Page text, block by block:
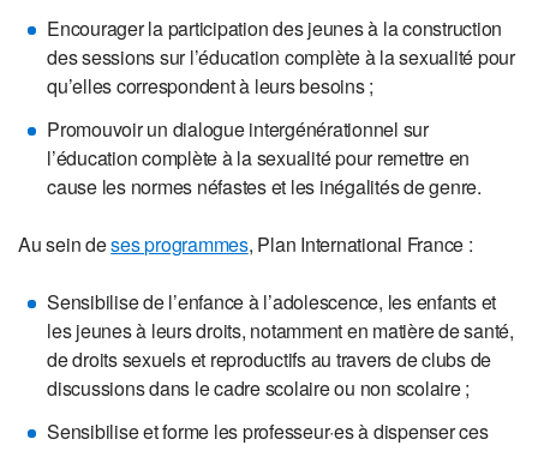
Encourager la participation des jeunes à la construction
des sessions sur l’éducation complète à la sexualité pour
qu’elles correspondent à leurs besoins ;
Promouvoir un dialogue intergénérationnel sur
l’éducation complète à la sexualité pour remettre en
cause les normes néfastes et les inégalités de genre.
Au sein deses programmes, Plan International France :
Sensibilise de l’enfance à l’adolescence, les enfants et
les jeunes à leurs droits, notamment en matière de santé,
de droits sexuels et reproductifs au travers de clubs de
discussions dans le cadre scolaire ou non scolaire ;
Sensibilise et forme les professeur·es à dispenser ces